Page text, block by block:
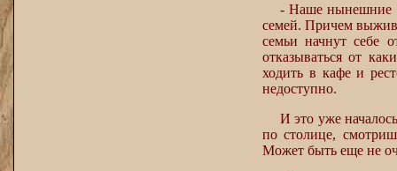
- Наше нынешние
семей. Причем
семьи начнут себе
отказываться от
ходить в кафе и
недоступно.
И это уже
по столице,
Может быть еще не